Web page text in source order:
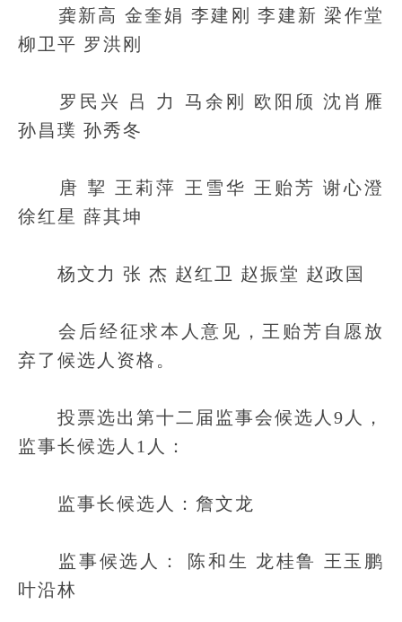
龚新高 金奎娟 李建刚 李建新 梁作堂
柳卫平 罗洪刚
罗民兴 吕 力 马余刚 欧阳颀 沈肖雁
孙昌璞 孙秀冬
唐 挈 王莉萍 王雪华 王贻芳 谢心澄
徐红星 薛其坤
杨文力 张 杰 赵红卫 赵振堂 赵政国
会后经征求本人意见，王贻芳自愿放
弃了候选人资格。
投票选出第十二届监事会候选人9人，
监事长候选人1人：
监事长候选人：詹文龙
监事候选人： 陈和生 龙桂鲁 王玉鹏
叶沿林